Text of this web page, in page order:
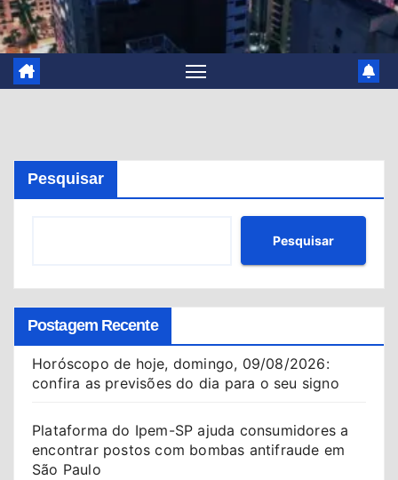
Pesquisar
Pesquisar
Postagem Recente
Horóscopo de hoje, domingo, 09/08/2026:
confira as previsões do dia para o seu signo
Plataforma do Ipem-SP ajuda consumidores a
encontrar postos com bombas antifraude em
São Paulo